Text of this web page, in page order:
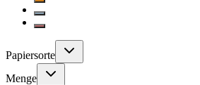
Papiersorte
Menge